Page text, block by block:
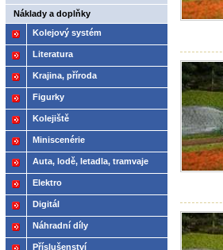
Náklady a doplňky
Kolejový systém
Literatura
Krajina, příroda
Figurky
Kolejiště
Miniscenérie
Auta, lodě, letadla, tramvaje
Elektro
Digitál
Náhradní díly
Příslušenství